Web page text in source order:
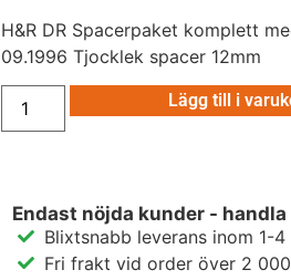
H&R DR Spacerpaket komplett
09.1996 Tjocklek spacer 12mm
Lägg till i
Endast nöjda kunder - handla
Blixtsnabb leverans inom 1-4
Fri frakt vid order över 2